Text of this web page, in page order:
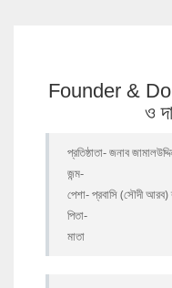
Founder &
ও
প্রতিষ্ঠাতা- জনাব
জন্ম-
পেশা- প্রবাসি (সৌদী আরব)
পিতা-
মাতা